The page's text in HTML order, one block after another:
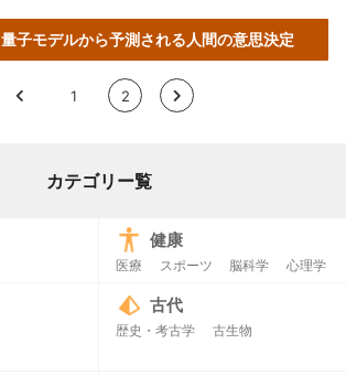
量子モデルから予測される人間の意思決定
< 1 2 >
カテゴリー覧
健康
医療 スポーツ 脳科学 心理学
古代
歴史・考古学 古生物